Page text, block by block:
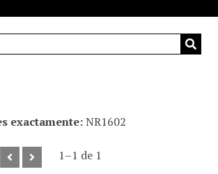
exactamente NR1602
1–1 de 1